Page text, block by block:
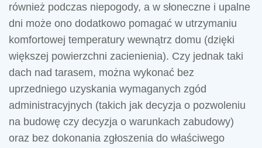
również podczas niepogody, a w słoneczne i upalne
dni może ono dodatkowo pomagać w utrzymaniu
komfortowej temperatury wewnątrz domu (dzięki
większej powierzchni zacienienia). Czy jednak taki
dach nad tarasem, można wykonać bez
uprzedniego uzyskania wymaganych zgód
administracyjnych (takich jak decyzja o pozwoleniu
na budowę czy decyzja o warunkach zabudowy)
oraz bez dokonania zgłoszenia do właściwego